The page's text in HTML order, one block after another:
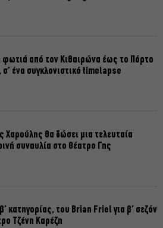
φωτιά από τον Κιθαιρώνα έως το Πόρτο
σ’ ένα συγκλονιστικό timelapse
Χαρούλης θα δώσει μια τελευταία
συναυλία στο Θέατρο Γης
κατηγορίας, του Brian Friel για β’ σεζόν
Τζένη Καρέζη